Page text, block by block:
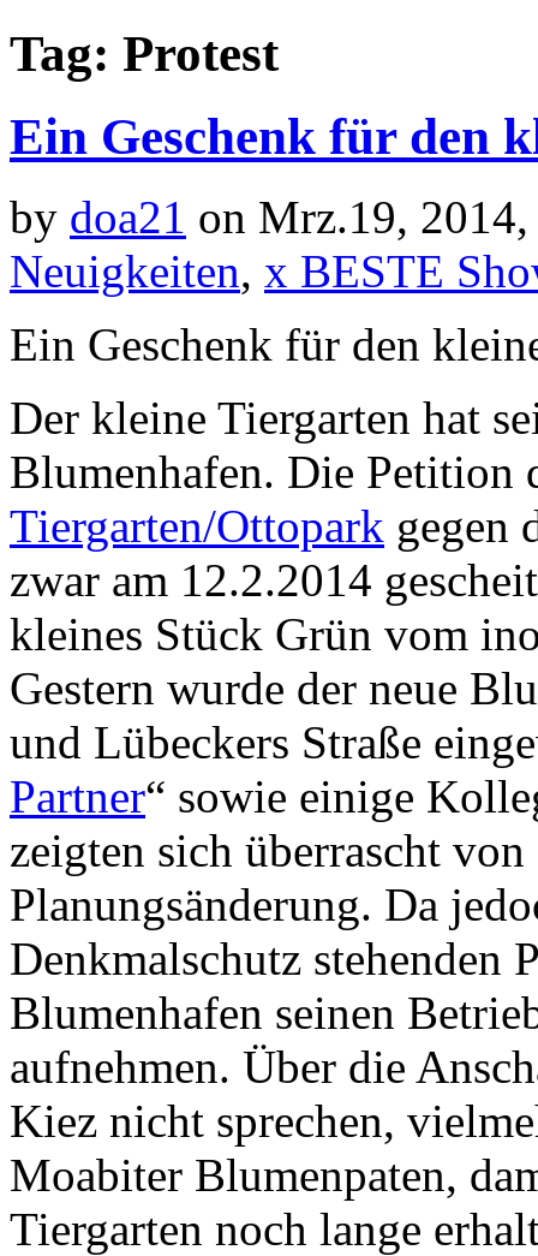
Tag: Protest
Ein Geschenk für den
by doa21 on Mrz.19,
Neuigkeiten, x BESTE
Ein Geschenk für den
Der kleine Tiergarten hat
Blumenhafen. Die Petition
Tiergarten/Ottopark gegen
zwar am 12.2.2014
kleines Stück Grün vom
Gestern wurde der neue
und Lübeckers Straße
Partner“ sowie einige
zeigten sich überrascht
Planungsänderung. Da
Denkmalschutz stehenden
Blumenhafen seinen
aufnehmen. Über die
Kiez nicht sprechen,
Moabiter Blumenpaten,
Tiergarten noch lange